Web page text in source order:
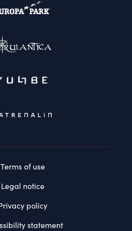
Terms of use
Legal notice
policy
statement